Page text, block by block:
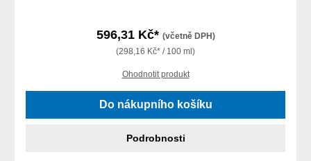
596,31 Kč* (včetně DPH)
(298,16 Kč* / 100 ml)
Ohodnotit produkt
Do nákupního košíku
Podrobnosti